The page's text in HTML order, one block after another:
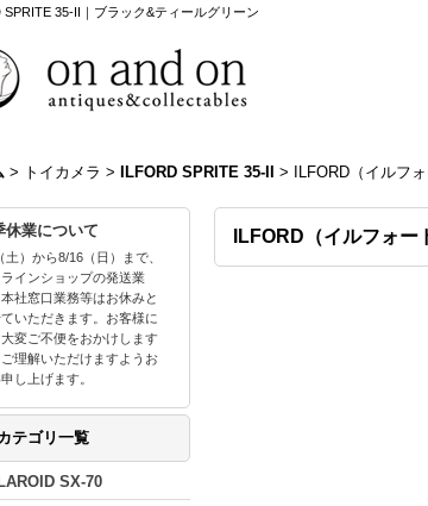
SPRITE 35-II｜ブラック&ティールグリーン
> トイカメラ > ILFORD SPRITE 35-II > ILFORD（イルフ
休業について
土）から8/16（日）まで、
インショップの発送業
社窓口業務等はお休みと
いただきます。お客様に
変ご不便をおかけします
理解いただけますようお
し上げます。
テゴリ一覧
SX-70
ILFORD（イルフォ